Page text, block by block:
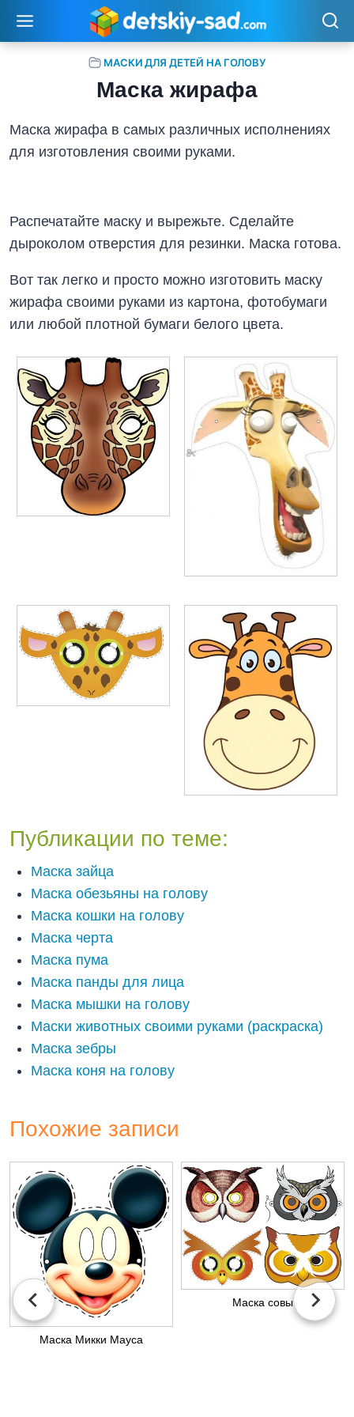
содержимому
МАСКИ ДЛЯ ДЕТЕЙ НА ГОЛОВУ
Маска жирафа
Маска жирафа в самых различных исполнениях
для изготовления своими руками.
Распечатайте маску и вырежьте. Сделайте
дыроколом отверстия для резинки. Маска готова.
Вот так легко и просто можно изготовить маску
жирафа своими руками из картона, фотобумаги
или любой плотной бумаги белого цвета.
Публикации по теме:
Маска зайца
Маска обезьяны на голову
Маска кошки на голову
Маска черта
Маска пума
Маска панды для лица
Маска мышки на голову
Маски животных своими руками (раскраска)
Маска зебры
Маска коня на голову
Похожие записи
Маска Микки Мауса
Маска совы